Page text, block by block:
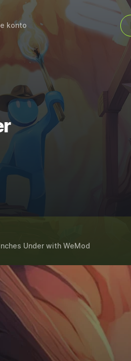
konto
Underwith WeMod